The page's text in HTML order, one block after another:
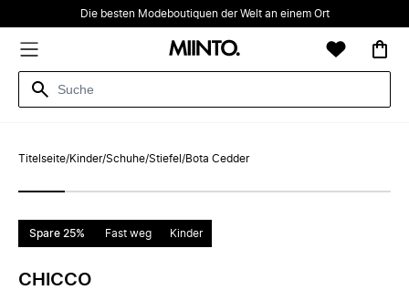
Die besten Modeboutiquen der Welt an einem Ort
Titelseite/Kinder/Schuhe/Stiefel /Bota Cedder
Spare 25% Fast weg Kinder
CHICCO